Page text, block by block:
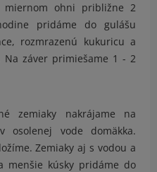
miernom ohni približne 2
pridáme do gulášu
rozmrazenú kukuricu a
záver primiešame 1 - 2
zemiaky nakrájame na
osolenej vode domäkka.
Zemiaky aj s vodou a
menšie kúsky pridáme do